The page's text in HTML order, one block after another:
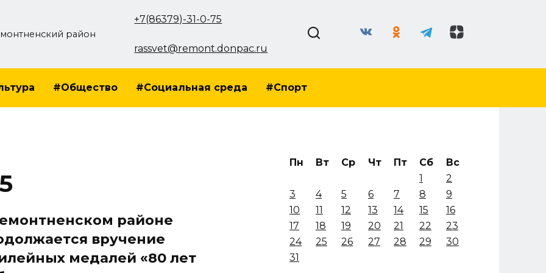
район
+7(86379)-31-0-75
rassvet@remont.donpac.ru
#Общество #Социальная среда #Спорт
районе
вручение
медалей «80 лет
Пн Вт Ср Чт Пт Сб
Вс
1
2
3
4 5 6 7 8
9
10
11 12 13 14 15
16
17
18 19 20 21 22
23
24
25 26 27 28 29
30
31